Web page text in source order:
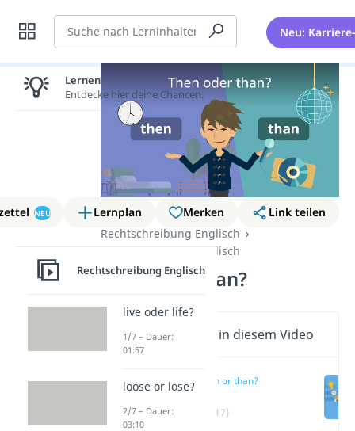
Suche Neu:
NEU Lernplan Merken
Link teilen
Rechtschreibung Englisch
Rechtschreibung Englisch
then oder than?
Wichtige Inhalte in diesem Video
Then or than?
(00:17)
Lernen lohnt sich!
Entdecke hier deine Chancen.
Rechtschreibung Englisch
live oder life?
1/7 – Dauer:
01:57
loose or lose?
2/7 – Dauer:
03:10